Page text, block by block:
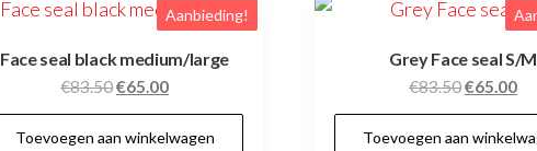
Aanbieding!
Face seal black medium/large
€83.50Oorspronkelijke
prijs
was:
€65.00Huidige
prijs
is:
Toevoegen aan winkelwagen
Grey Face seal S/M
€83.50
prijs
was:
€65.00
is:
Toevoegen aan